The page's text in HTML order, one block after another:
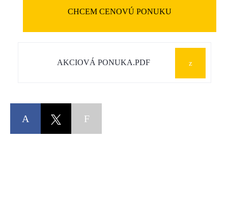
CHCEM CENOVÚ PONUKU
AKCIOVÁ PONUKA.PDF